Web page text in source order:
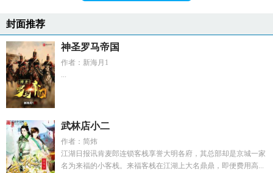
封面推荐
神圣罗马帝国
作者：新海月1
...
武林店小二
作者：简炜
江湖日报讯肯麦郎连锁客栈享誉大明各府，其总部却是京城一家
名为来福的小客栈。来福客栈在江湖上大名鼎鼎，即便费用高...